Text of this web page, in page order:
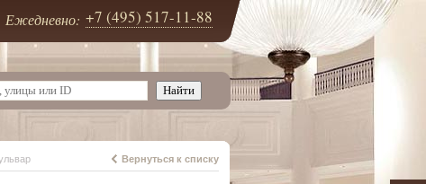
Ежедневно: +7 (495) 517-11-88
Вернуться к списку